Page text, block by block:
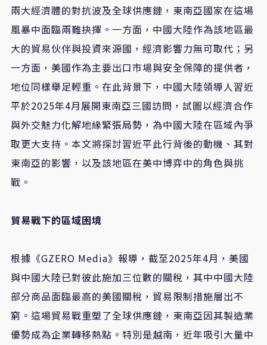
兩大經濟體的對抗波及全球供應鏈，東南亞國家在這場
風暴中面臨兩難抉擇。一方面，中國大陸作為該地區最
大的貿易伙伴與投資來源國，經濟影響力無可取代；另
一方面，美國作為主要出口市場與安全保障的提供者，
地位同樣舉足輕重。在此背景下，中國大陸領導人習近
平於2025年4月展開東南亞三國訪問，試圖以經濟合作
與外交魅力化解地緣緊張局勢，為中國大陸在區域內爭
取更大支持。本文將探討習近平此行背後的動機、其對
東南亞的影響，以及該地區在美中博弈中的角色與挑
戰。
貿易戰下的區域困境
根據《GZERO Media》報導，截至2025年4月，美國
與中國大陸已對彼此施加三位數的關稅，其中中國大陸
部分商品面臨最高的美國關稅，貿易限制措施層出不
窮。這場貿易戰重塑了全球供應鏈，東南亞因其製造業
優勢成為企業轉移熱點。特別是越南，近年吸引大量中